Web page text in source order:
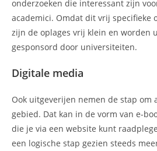
onderzoeken die interessant zijn
academici. Omdat dit vrij specifieke
zijn de oplages vrij klein en worden
gesponsord door universiteiten.
Digitale media
Ook uitgeverijen nemen de stap om
gebied. Dat kan in de vorm van e-
die je via een website kunt
een logische stap gezien steeds